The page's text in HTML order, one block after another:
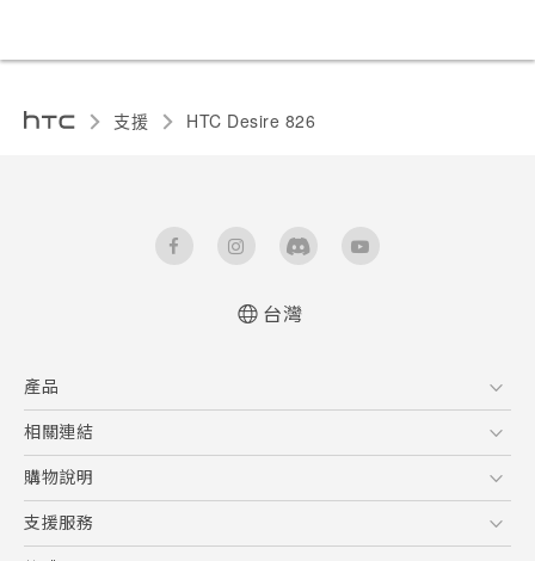
支援 HTC Desire 826‎
台灣
產品
5G
智慧型手機
配件
相關連結
HTC Research
購物說明
購物須知
訂單管理
支援服務